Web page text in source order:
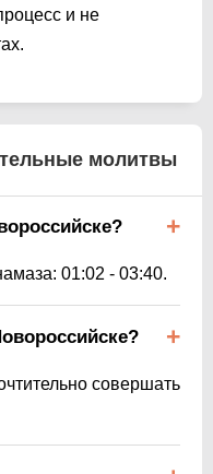
и не
молитвы
01:02 - 03:40.
совершать